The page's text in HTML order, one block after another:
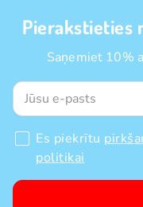
Pierakstieties
Saņemiet 10%
Es piekrītu
politikai